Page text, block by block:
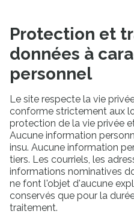
Protection et
données à
personnel
Le site respecte la vie
conforme strictement aux
protection de la vie privée
Aucune information
insu. Aucune information
tiers. Les courriels, les
informations nominatives
ne font l'objet d'aucune
conservés que pour la
traitement.